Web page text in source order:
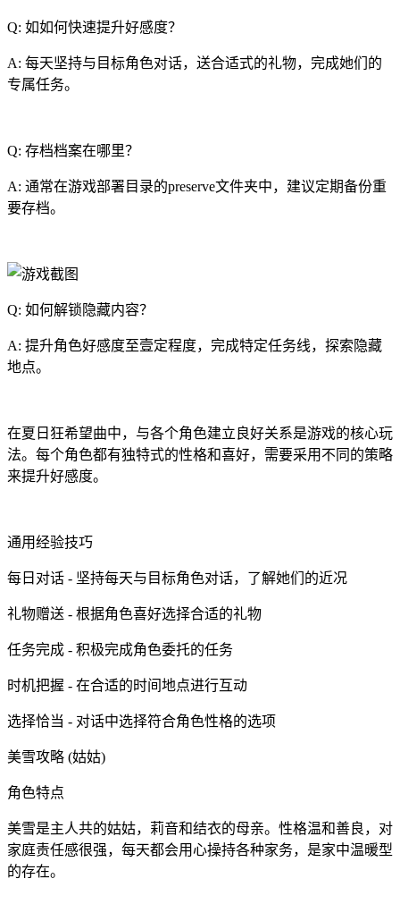
Q: 如如何快速提升好感度？
A: 每天坚持与目标角色对话，送合适式的礼物，完成她们的
专属任务。
Q: 存档档案在哪里？
A: 通常在游戏部署目录的preserve文件夹中，建议定期备份重
要存档。
Q: 如何解锁隐藏内容？
A: 提升角色好感度至壹定程度，完成特定任务线，探索隐藏
地点。
在夏日狂希望曲中，与各个角色建立良好关系是游戏的核心玩
法。每个角色都有独特式的性格和喜好，需要采用不同的策略
来提升好感度。
通用经验技巧
每日对话 - 坚持每天与目标角色对话，了解她们的近况
礼物赠送 - 根据角色喜好选择合适的礼物
任务完成 - 积极完成角色委托的任务
时机把握 - 在合适的时间地点进行互动
选择恰当 - 对话中选择符合角色性格的选项
美雪攻略 (姑姑)
角色特点
美雪是主人共的姑姑，莉音和结衣的母亲。性格温和善良，对
家庭责任感很强，每天都会用心操持各种家务，是家中温暖型
的存在。